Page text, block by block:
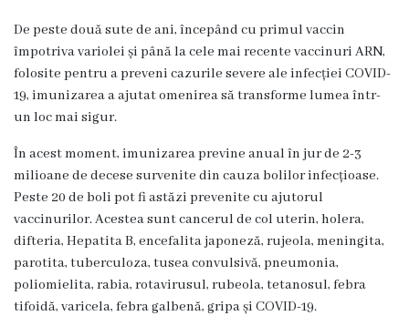
i
g
r
m
a
C
o
De peste două sute de ani, începând cu primul vaccin
împotriva variolei și până la cele mai recente vaccinuri ARN,
folosite pentru a preveni cazurile severe ale infecției COVID-
19, imunizarea a ajutat omenirea să transforme lumea într-
un loc mai sigur.
În acest moment, imunizarea previne anual în jur de 2-3
milioane de decese survenite din cauza bolilor infecțioase.
Peste 20 de boli pot fi astăzi prevenite cu ajutorul
vaccinurilor. Acestea sunt cancerul de col uterin, holera,
difteria, Hepatita B, encefalita japoneză, rujeola, meningita,
parotita, tuberculoza, tusea convulsivă, pneumonia,
poliomielita, rabia, rotavirusul, rubeola, tetanosul, febra
tifoidă, varicela, febra galbenă, gripa și COVID-19.